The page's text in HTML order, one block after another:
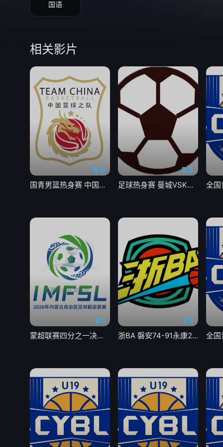
国语
相关影片
6.0
国青男篮热身赛 中国U18男篮VS加拿大大卫安篮球学院20260804
5.3
足球热身赛 曼城VSK联赛全明星20260805
8.1
蒙超联赛四分之一决赛 第一回合 乌兰察布队VS包头队20260804
7.0
浙BA 磐安74-91永康20260805